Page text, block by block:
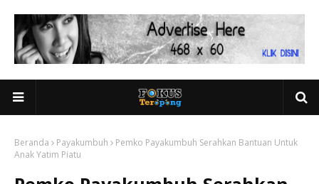
Beranda Payakumbuh
Pemko Payakumbuh Serahkan Bantuan Untuk
Anak Yatim Piatu